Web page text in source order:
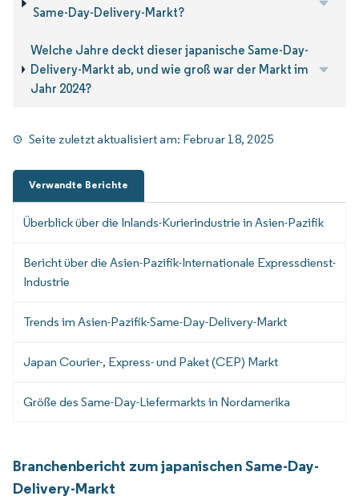
Same-Day-Delivery-Markt?
Welche Jahre deckt dieser japanische Same-Day-
Delivery-Markt ab, und wie groß war der Markt im
Jahr 2024?
Seite zuletzt aktualisiert am: Februar 18, 2025
Verwandte Berichte
Überblick über die Inlands-Kurierindustrie in Asien-Pazifik
Bericht über die Asien-Pazifik-Internationale Expressdienst-
Industrie
Trends im Asien-Pazifik-Same-Day-Delivery-Markt
Japan Courier-, Express- und Paket (CEP) Markt
Größe des Same-Day-Liefermarkts in Nordamerika
Branchenbericht zum japanischen Same-Day-
Delivery-Markt